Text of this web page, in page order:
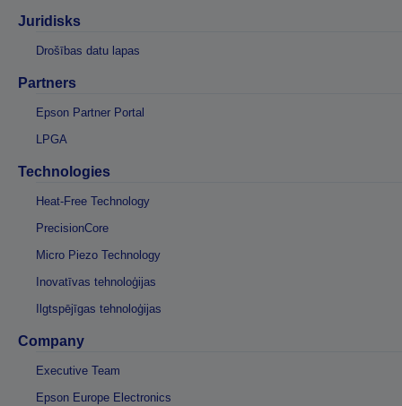
Juridisks
Drošības datu lapas
Partners
Epson Partner Portal
LPGA
Technologies
Heat-Free Technology
PrecisionCore
Micro Piezo Technology
Inovatīvas tehnoloģijas
Ilgtspējīgas tehnoloģijas
Company
Executive Team
Epson Europe Electronics